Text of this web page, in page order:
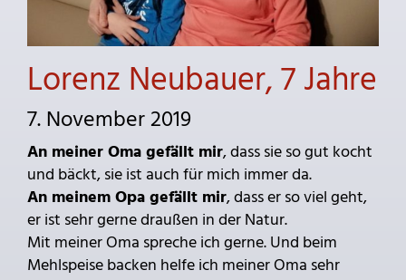
Lorenz Neubauer, 7 Jahre
7. November 2019
An meiner Oma gefällt mir, dass sie so gut kocht
und bäckt, sie ist auch für mich immer da.
An meinem Opa gefällt mir, dass er so viel geht,
er ist sehr gerne draußen in der Natur.
Mit meiner Oma spreche ich gerne. Und beim
Mehlspeise backen helfe ich meiner Oma sehr